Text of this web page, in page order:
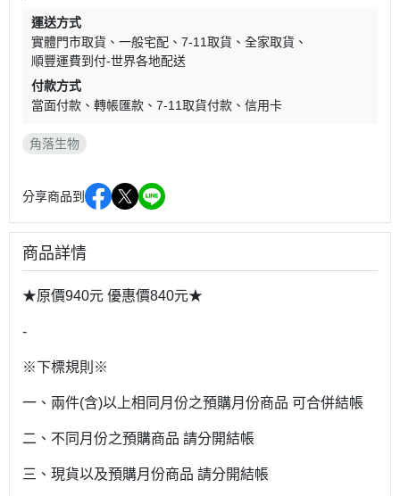
運送方式
實體門市取貨
一般宅配 7-11取貨
全家取貨
順豐運費到付-世界各地配送
付款方式
當面付款
轉帳匯款 7-11取貨付款 信用卡
角落生物
分享商品到
商品詳情
★原價940元 優惠價840元★
-
※下標規則※
一、兩件(含)以上相同月份之預購月份商品 可合併結帳
二、不同月份之預購商品 請分開結帳
三、現貨以及預購月份商品 請分開結帳